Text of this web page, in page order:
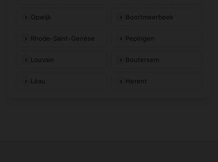
Opwijk Boortmeerbeek
Rhode-Saint-Genèse Pepingen
Louvain Boutersem
Léau Herent